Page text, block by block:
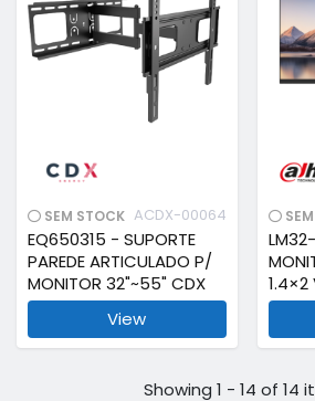
SEM STOCK ACDX-00064
EQ650315 - SUPORTE
PAREDE ARTICULADO P/
MONITOR 32"~55" CDX
View
1.4×2
Showing 1 - 14 of 14